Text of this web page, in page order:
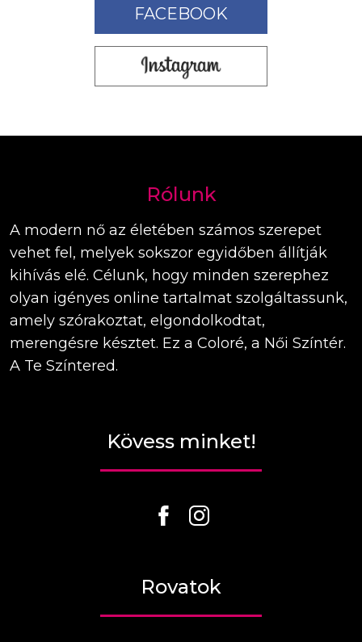
FACEBOOK
Rólunk
A modern nő az életében számos szerepet
vehet fel, melyek sokszor egyidőben állítják
kihívás elé. Célunk, hogy minden szerephez
olyan igényes online tartalmat szolgáltassunk,
amely szórakoztat, elgondolkodtat,
merengésre késztet. Ez a Coloré, a Női Színtér.
A Te Színtered.
Kövess minket!
Rovatok